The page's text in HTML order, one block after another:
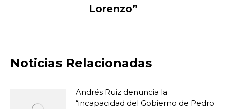
Lorenzo”
Noticias Relacionadas
Andrés Ruiz denuncia la
“incapacidad del Gobierno de Pedro